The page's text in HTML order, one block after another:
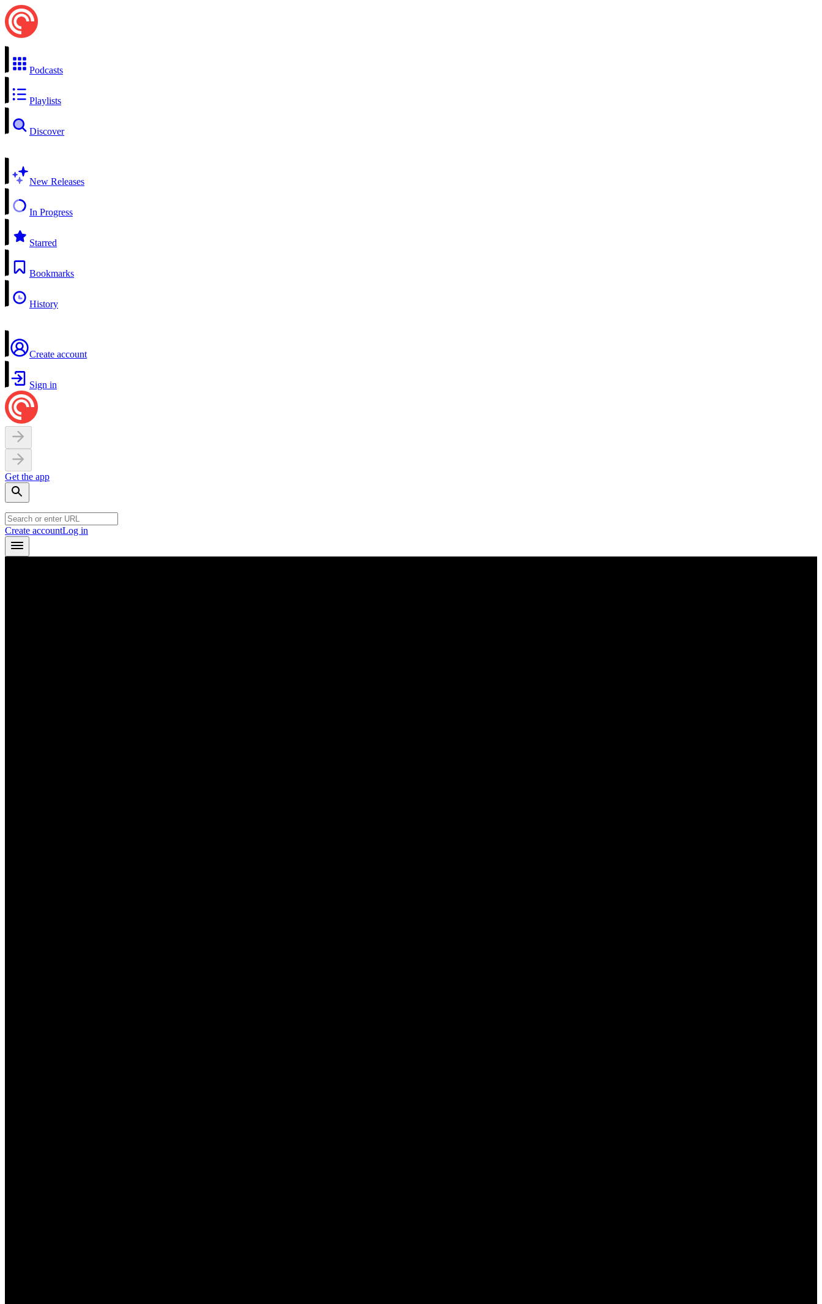
Podcasts
Playlists
Discover
New Releases
In Progress
Starred
Bookmarks
History
Create account
Sign in
Get the app
Create accountLog in